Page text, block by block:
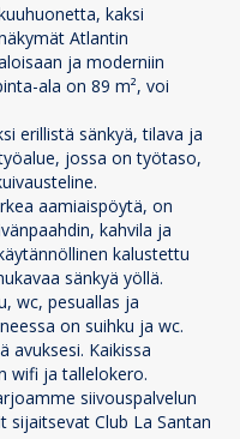
kaksi
Atlantin
ja moderniin
ala on 89 m², voi
erillistä sänkyä, tilava ja
jossa on työtaso,
aamiaispöytä, on
kahvila ja
kalustettu
sänkyä yöllä.
wc, pesuallas ja
on suihku ja wc.
avuksesi. Kaikissa
wifi ja tallelokero.
siivouspalvelun
sijaitsevat Club La Santan